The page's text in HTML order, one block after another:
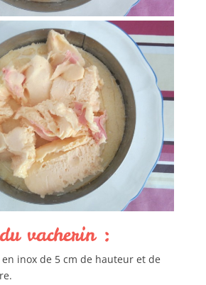
vacherin :
inox de 5 cm de hauteur et de